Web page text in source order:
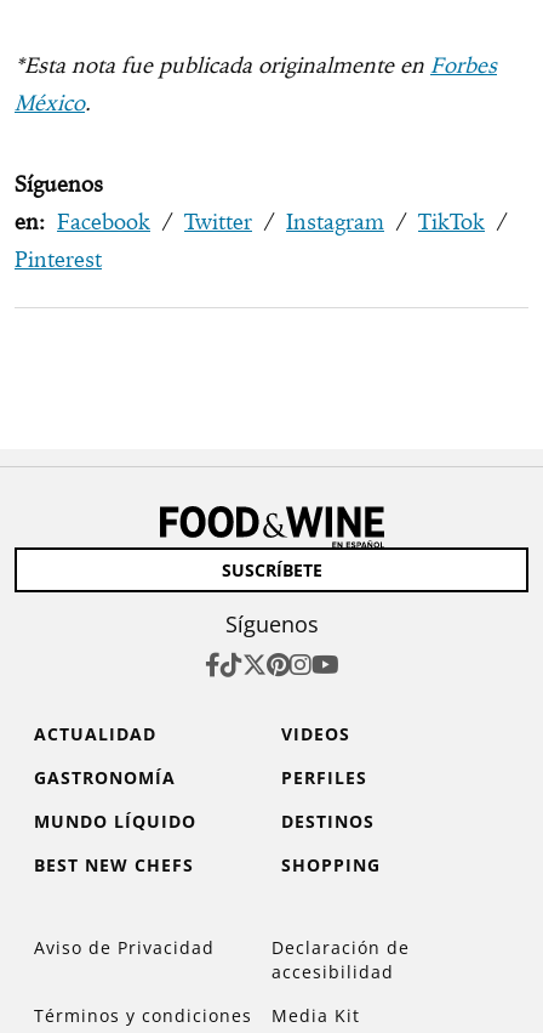
*Esta nota fue publicada originalmente en Forbes
México.
Síguenos
en: Facebook / Twitter / Instagram / TikTok /
Pinterest
SUSCRÍBETE
Síguenos
ACTUALIDAD
VIDEOS
GASTRONOMÍA
PERFILES
MUNDO LÍQUIDO
DESTINOS
BEST NEW CHEFS
SHOPPING
Aviso de Privacidad
Declaración de
accesibilidad
Términos y condiciones
Media Kit